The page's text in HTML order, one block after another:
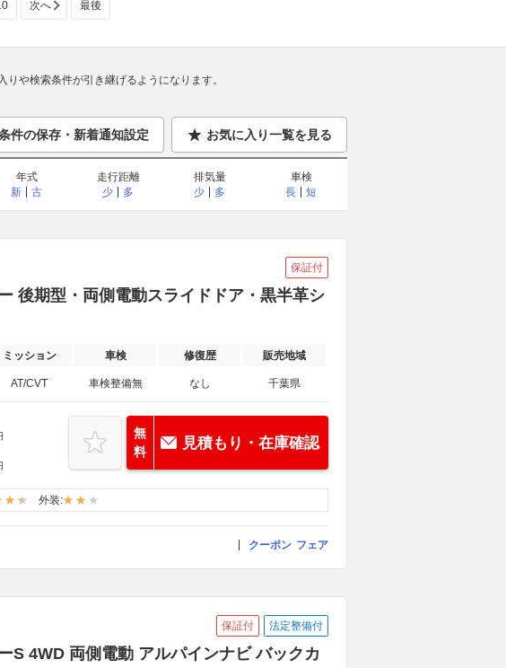
次へ 最後
や検索条件が引き継げるようになります。
件の保存・新着通知設定 お気に入り一覧を見る
年式
新
古
走行距離
少
多
排気量
少
多
車検
長
短
保証付
後期型・両側電動スライドドア・黒半革シ
ミッション 車検 修復歴 販売地域
AT/CVT 車検整備無 なし 千葉県
無
料
見積もり・在庫確認
外装:
クーポン フェア
保証付 法定整備付
S 4WD 両側電動 アルパインナビ バックカ